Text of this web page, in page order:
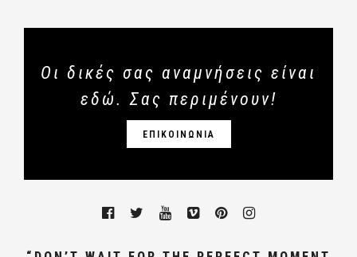
Οι δικές σας αναμνήσεις είναι
εδώ. Σας περιμένουν!
ΕΠΙΚΟΙΝΩΝΙΑ